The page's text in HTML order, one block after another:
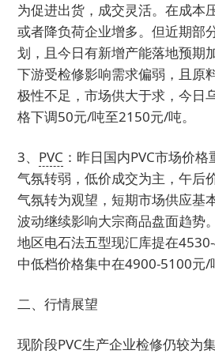
为促进出货，成交灵活。在成本
或者降负荷企业增多。但近期部
划，且今日有新增产能落地预期
下游受检修影响需求偏弱，且原
极性不足，市场供大于求，今日
格下调50元/吨至2150元/吨。
3、 PVC ：昨日国内PVC市场价
气氛转弱，低价成交为主，午后
气氛转为观望，短期市场供应基
波动继续影响大宗商品盘面趋势
地区电石法五型现汇库提在
中低档价格集中在4900-5100元/
二、行情展望
现阶段PVC生产企业检修仍较为